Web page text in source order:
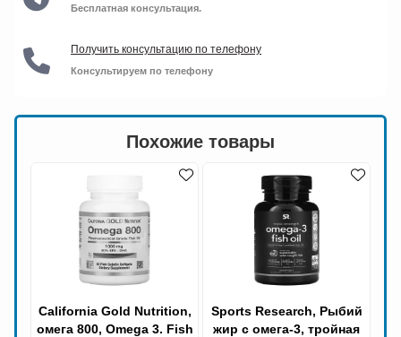
Бесплатная консультация.
Получить консультацию по телефону
Консультируем по телефону
Похожие товары
California Gold Nutrition,
омега 800, Omega 3. Fish
Sports Research, Рыбий
жир с омега-3, тройная